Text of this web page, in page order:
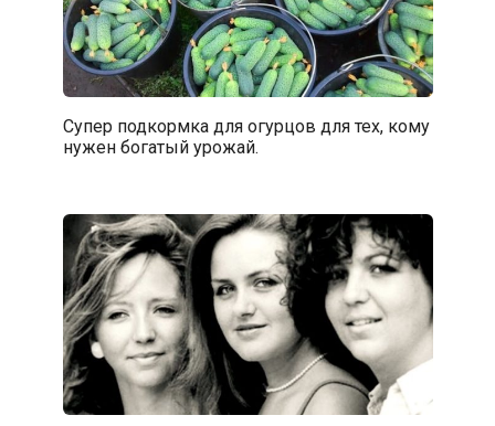
Супер подкормка для огурцов для тех, кому
нужен богатый урожай.